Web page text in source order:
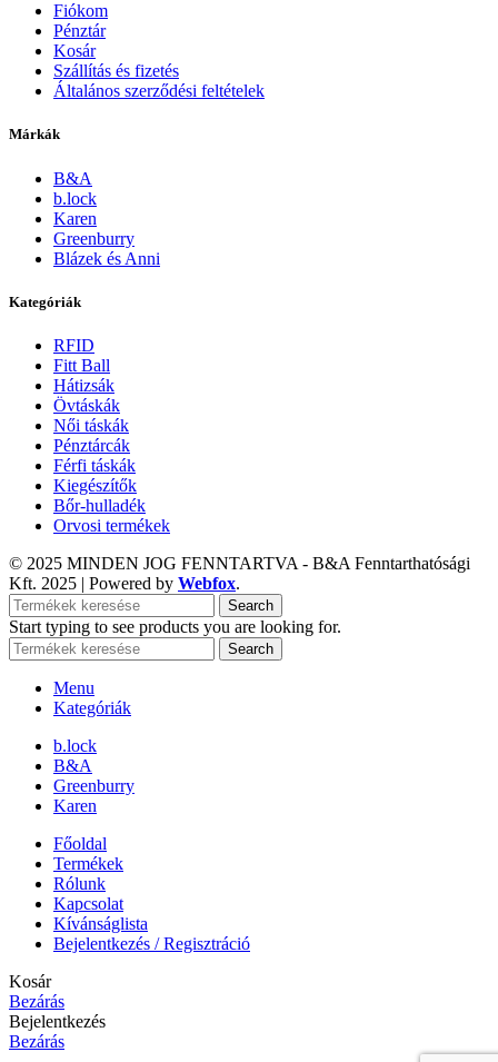
Fiókom
Pénztár
Kosár
Szállítás és fizetés
Általános szerződési feltételek
Márkák
B&A
b.lock
Karen
Greenburry
Blázek és Anni
Kategóriák
RFID
Fitt Ball
Hátizsák
Övtáskák
Női táskák
Pénztárcák
Férfi táskák
Kiegészítők
Bőr-hulladék
Orvosi termékek
© 2025 MINDEN JOG FENNTARTVA - B&A Fenntarthatósági
Kft. 2025 | Powered by Webfox.
Search
Start typing to see products you are looking for.
Search
Menu
Kategóriák
b.lock
B&A
Greenburry
Karen
Főoldal
Termékek
Rólunk
Kapcsolat
Kívánságlista
Bejelentkezés / Regisztráció
Kosár
Bezárás
Bejelentkezés
Bezárás